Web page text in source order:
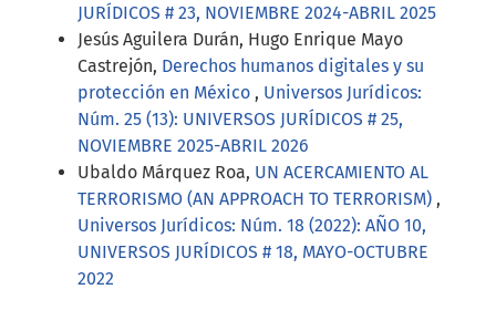
JURÍDICOS # 23, NOVIEMBRE 2024-ABRIL 2025
Jesús Aguilera Durán, Hugo Enrique Mayo
Castrejón, Derechos humanos digitales y su
protección en México , Universos Jurídicos:
Núm. 25 (13): UNIVERSOS JURÍDICOS # 25,
NOVIEMBRE 2025-ABRIL 2026
Ubaldo Márquez Roa, UN ACERCAMIENTO AL
TERRORISMO (AN APPROACH TO TERRORISM) ,
Universos Jurídicos: Núm. 18 (2022): AÑO 10,
UNIVERSOS JURÍDICOS # 18, MAYO-OCTUBRE
2022